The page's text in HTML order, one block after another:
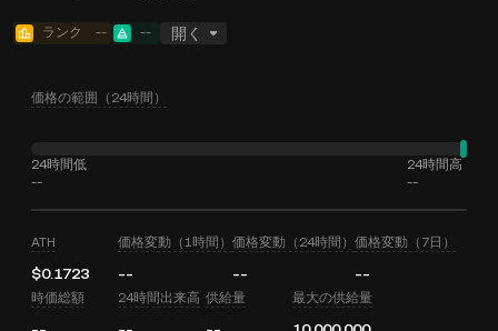
ランク -- -- 開く
価格の範囲（24時間）
24時間低
--
24時間高
--
ATH
$0.1723
価格変動（1時間）
--
価格変動（24時間）
--
価格変動（7日）
--
時価総額 24時間出来高 供給量 最大の供給量